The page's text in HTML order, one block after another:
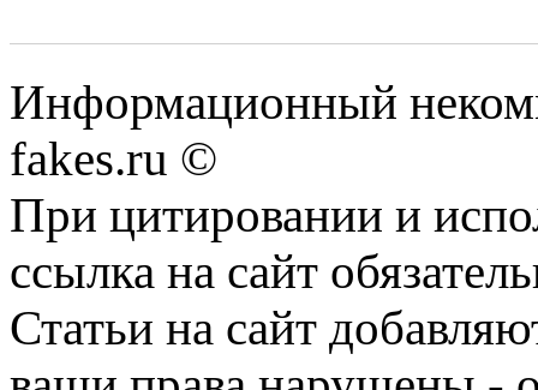
Информационный
fakes.ru ©
При цитировании и
ссылка на сайт
Статьи на сайт